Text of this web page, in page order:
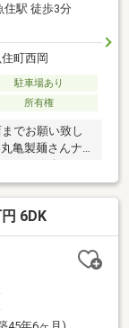
住駅 徒歩3分
町西岡
駐車場あり
所有権
でお願い致し
亀製麺さんナ
。お気軽にご
●S=納戸【物件
光発電」で快
家族に優しい
付■空室につ
はFUKUYA東加
6DK